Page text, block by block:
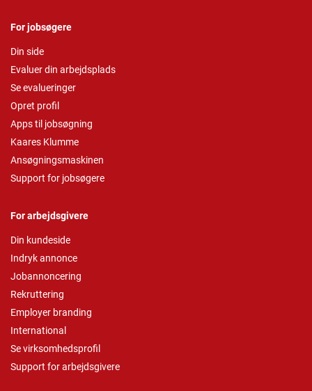
For jobsøgere
Din side
Evaluer din arbejdsplads
Se evalueringer
Opret profil
Apps til jobsøgning
Kaares Klumme
Ansøgningsmaskinen
Support for jobsøgere
For arbejdsgivere
Din kundeside
Indryk annonce
Jobannoncering
Rekruttering
Employer branding
International
Se virksomhedsprofil
Support for arbejdsgivere